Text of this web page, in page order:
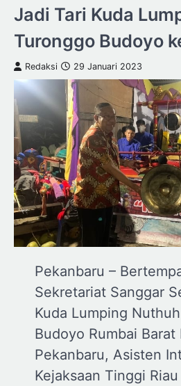
Jadi Tari Kuda
Turonggo Budoyo
Redaksi 29 Januari 2023
Pekanbaru –
Sekretariat Sanggar
Kuda Lumping
Budoyo Rumbai Barat
Pekanbaru, Asisten
Kejaksaan Tinggi